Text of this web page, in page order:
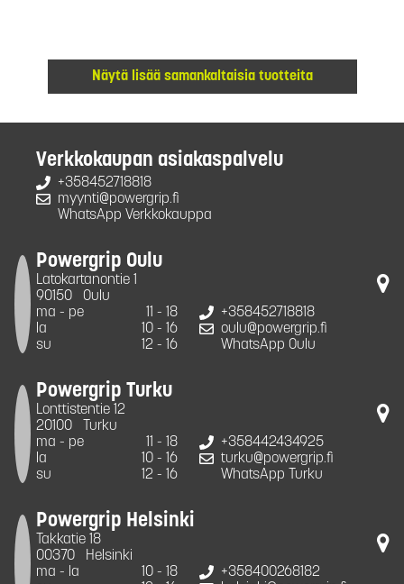
Näytä lisää samankaltaisia tuotteita
Verkkokaupan asiakaspalvelu
+358452718818
myynti@powergrip.fi
WhatsApp Verkkokauppa
Powergrip Oulu
Latokartanontie 1
90150
Oulu
ma - pe
11 - 18
la
10 - 16
su
12 - 16
+358452718818
oulu@powergrip.fi
WhatsApp Oulu
Powergrip Turku
Lonttistentie 12
20100
Turku
ma - pe
11 - 18
la
10 - 16
su
12 - 16
+358442434925
turku@powergrip.fi
WhatsApp Turku
Powergrip Helsinki
Takkatie 18
00370
Helsinki
ma - la
10 - 18
+358400268182